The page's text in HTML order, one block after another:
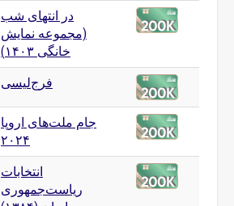
در انتهای شب
(مجموعه نمایش
خانگی ۱۴۰۳)
فرج‌لیسی
جام ملت‌های اروپا
۲۰۲۴
انتخابات
ریاست‌جمهوری